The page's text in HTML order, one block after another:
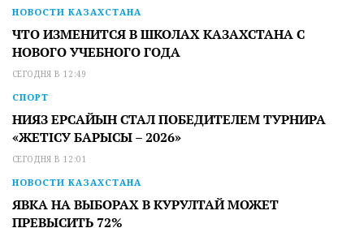
НОВОСТИ КАЗАХСТАНА
ЧТО ИЗМЕНИТСЯ В ШКОЛАХ КАЗАХСТАНА С
НОВОГО УЧЕБНОГО ГОДА
СЕГОДНЯ В 12:49
СПОРТ
НИЯЗ ЕРСАЙЫН СТАЛ ПОБЕДИТЕЛЕМ ТУРНИРА
«ЖЕТІСУ БАРЫСЫ – 2026»
СЕГОДНЯ В 12:01
НОВОСТИ КАЗАХСТАНА
ЯВКА НА ВЫБОРАХ В КУРУЛТАЙ МОЖЕТ
ПРЕВЫСИТЬ 72%